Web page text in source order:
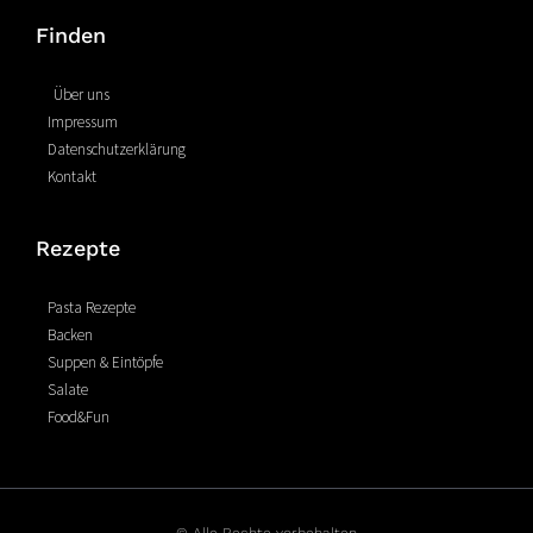
b
o
k
-
f
s
t
Finden
Über uns
Impressum
Datenschutzerklärung
Kontakt
Rezepte
Pasta Rezepte
Backen
Suppen & Eintöpfe
Salate
Food&Fun